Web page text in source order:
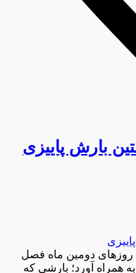
بارش پاییزی
روز‌های دومین ماه فصل
همراه آورد؛ بارشی که